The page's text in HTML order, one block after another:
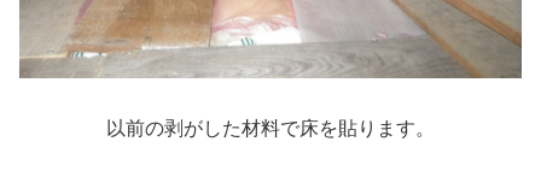
以前の剥がした材料で床を貼ります。